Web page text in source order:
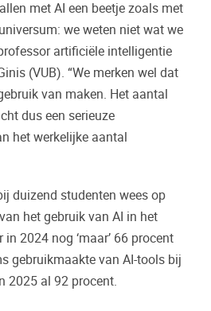
met AI een beetje zoals met
we weten niet wat we
artificiële intelligentie
(VUB). “We merken wel dat
van maken. Het aantal
dus een serieuze
het werkelijke aantal
duizend studenten wees op
het gebruik van AI in het
2024 nog ‘maar’ 66 procent
gebruikmaakte van AI-tools bij
2025 al 92 procent.